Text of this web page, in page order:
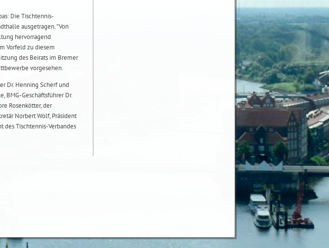
Die Tischtennis-
ausgetragen. "Von
hervorragend
Vorfeld zu diesem
des Beirats im Bremer
vorgesehen.
Dr. Henning Scherf und
BMG-Geschäftsführer Dr.
Rosenkötter, der
Norbert Wolf, Präsident
des Tischtennis-Verbandes